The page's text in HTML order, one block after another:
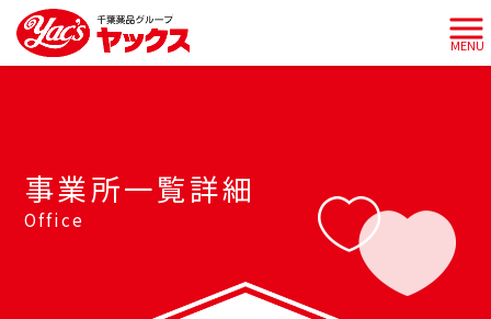
MENU
事業所一覧詳細
Office